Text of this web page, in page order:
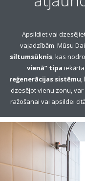
Apsildiet vai
vajadzībām. Mūsu
siltumsūknis, kas
vienā” tipa
reģenerācijas sistēmu,
dzesējot vienu zonu,
ražošanai vai apsildei